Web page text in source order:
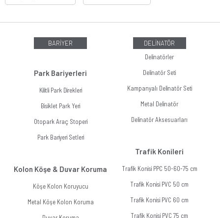
BARİYER
Park Bariyerleri
Kilitli Park Direkleri
Bisiklet Park Yeri
Otopark Araç Stoperi
Park Bariyeri Setleri
Kolon Köşe & Duvar Koruma
Köşe Kolon Koruyucu
Metal Köşe Kolon Koruma
DELİNATÖR
Delinatörler
Delinatör Seti
Kampanyalı Delinatör Seti
Metal Delinatör
Delinatör Aksesuarları
Trafik Konileri
Trafik Konisi PPC 50-60-75 cm
Trafik Konisi PVC 50 cm
Trafik Konisi PVC 60 cm
Trafik Konisi PVC 75 cm